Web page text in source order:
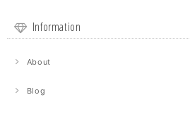
Information
About
Blog